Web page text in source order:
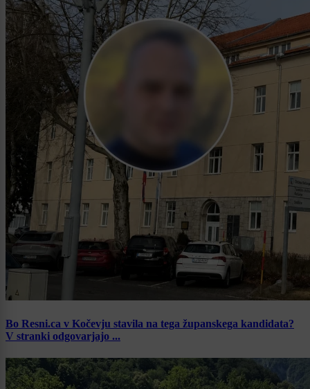
Bo Resni.ca v Kočevju stavila na tega županskega kandidata?
V stranki odgovarjajo ...